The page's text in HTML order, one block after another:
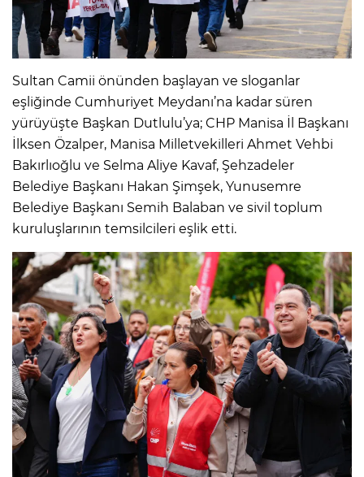
Sultan Camii önünden başlayan ve sloganlar
eşliğinde Cumhuriyet Meydanı’na kadar süren
yürüyüşte Başkan Dutlulu’ya; CHP Manisa İl Başkanı
İlksen Özalper, Manisa Milletvekilleri Ahmet Vehbi
Bakırlıoğlu ve Selma Aliye Kavaf, Şehzadeler
Belediye Başkanı Hakan Şimşek, Yunusemre
Belediye Başkanı Semih Balaban ve sivil toplum
kuruluşlarının temsilcileri eşlik etti.